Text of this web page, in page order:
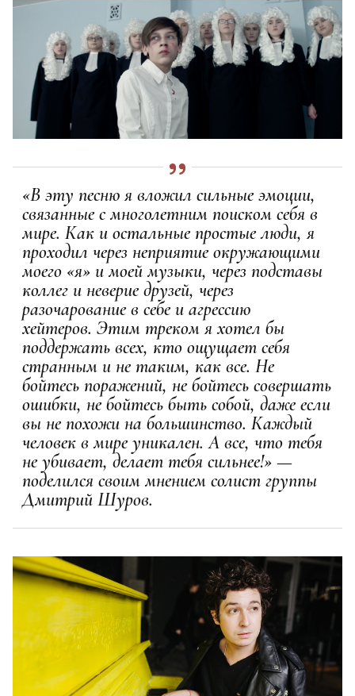
«В эту песню я вложил сильные эмоции,
связанные с многолетним поиском себя в
мире. Как и остальные простые люди, я
проходил через неприятие окружающими
моего «я» и моей музыки, через подставы
коллег и неверие друзей, через
разочарование в себе и агрессию
хейтеров. Этим треком я хотел бы
поддержать всех, кто ощущает себя
странным и не таким, как все. Не
бойтесь поражений, не бойтесь совершать
ошибки, не бойтесь быть собой, даже если
вы не похожи на большинство. Каждый
человек в мире уникален. А все, что тебя
не убивает, делает тебя сильнее!» —
поделился своим мнением солист группы
Дмитрий Шуров.